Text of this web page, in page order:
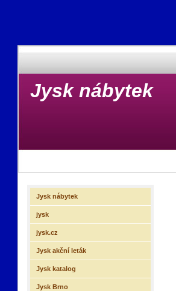
Jysk nábytek
Jysk nábytek
jysk
jysk.cz
Jysk akční leták
Jysk katalog
Jysk Brno